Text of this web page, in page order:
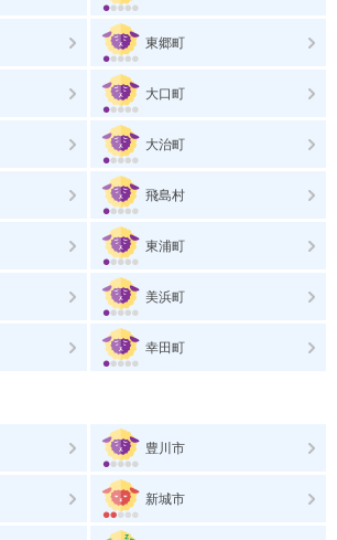
東郷町
大口町
大治町
飛島村
東浦町
美浜町
幸田町
豊川市
新城市